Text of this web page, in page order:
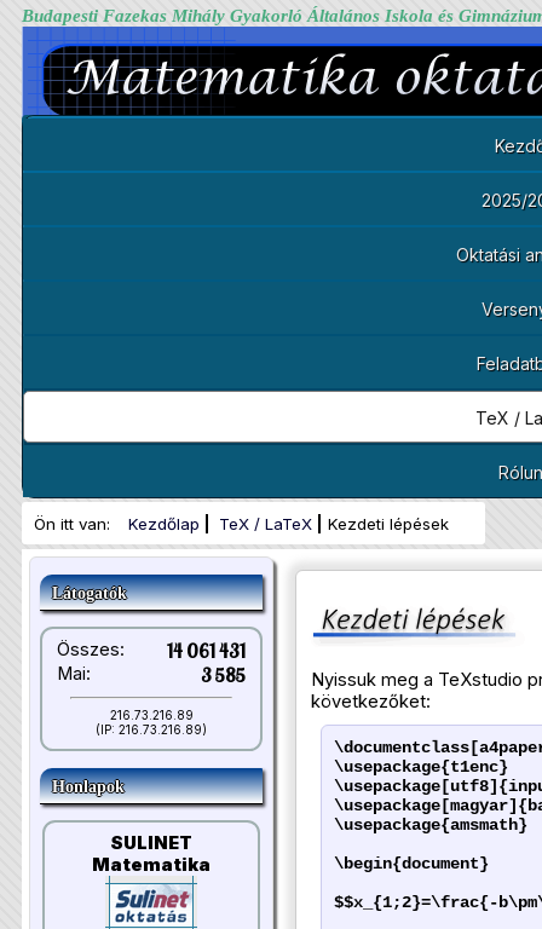
Budapesti Fazekas Mihály Gyakorló Általános Iskola és
2025/
Oktatási
TeX /
Ön itt van: Kezdőlap TeX / LaTeX Kezdeti lépések
Látogatók
Összes: 14 061 431
Mai: 3 585
216.73.216.89
(IP: 216.73.216.89)
Honlapok
SULINET
Matematika
Nyissuk meg a TeXstudio
következőket:
\usepackage{t1enc}
\usepackage{amsmath}
\begin{document}
$$x_{1;2}=\frac{-